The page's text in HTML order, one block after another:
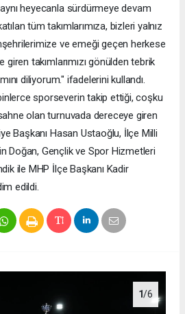
heyecanla sürdürmeye devam
tüm takımlarımıza, bizleri yalnız
ve emeği geçen herkese
takımlarımızı gönülden tebrik
diliyorum." ifadelerini kullandı.
sporseverin takip ettiği, coşku
olan turnuvada dereceye giren
Başkanı Hasan Ustaoğlu, İlçe Milli
Doğan, Gençlik ve Spor Hizmetleri
ile MHP İlçe Başkanı Kadir
edildi.
1/6